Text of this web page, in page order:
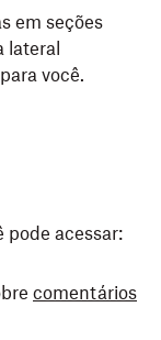
em seções
lateral
você.
todas as
principal de
podem
na barra
administrador
pode acessar:
comentários